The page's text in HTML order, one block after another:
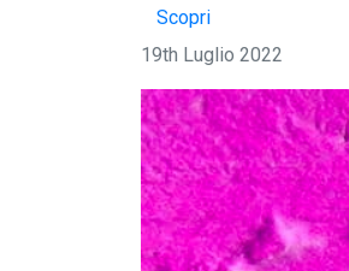
Scopri
19th Luglio 2022